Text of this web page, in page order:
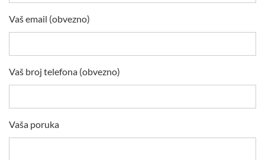
Vaš email (obvezno)
Vaš broj telefona (obvezno)
Vaša poruka